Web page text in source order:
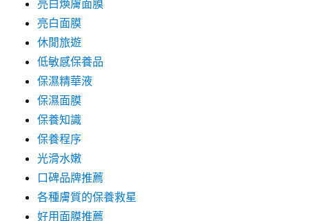
亮白煥膚面膜
亮白面膜
休閒旅遊
低敏感保養品
保濕精華液
保濕面膜
保養知識
保養程序
光滑水嫩
口碑品牌推薦
各種膚質的保養救星
好用面膜推薦